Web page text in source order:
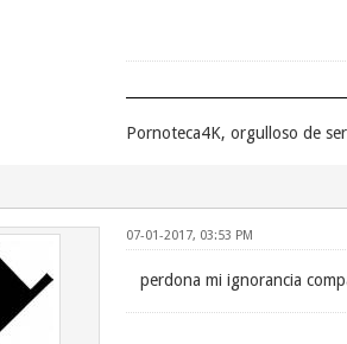
Pornoteca4K, orgulloso de
07-01-2017, 03:53 PM
perdona mi ignorancia